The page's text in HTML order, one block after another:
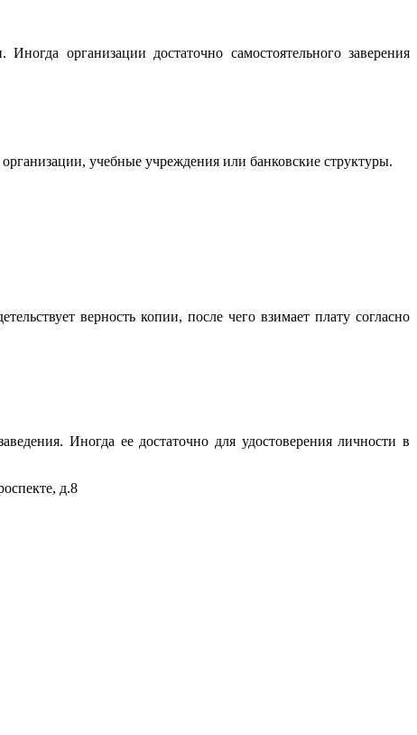
организации достаточно самостоятельного заверения
учебные учреждения или банковские структуры.
верность копии, после чего взимает плату согласно
Иногда ее достаточно для удостоверения личности в
д.8